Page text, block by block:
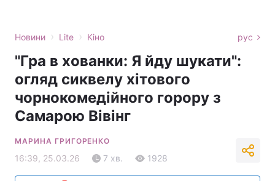
Новини › Lite › Кіно рус
"Гра в хованки: Я йду шукати":
огляд сиквелу хітового
чорнокомедійного горору з
Самарою Вівінг
МАРИНА ГРИГОРЕНКО
16:39, 25.03.26 7 хв. 1928